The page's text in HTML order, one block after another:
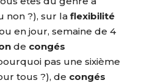
non ?), sur la flexibilité
en jour, semaine de 4
de congés
pas une sixième
tous ?), de congés